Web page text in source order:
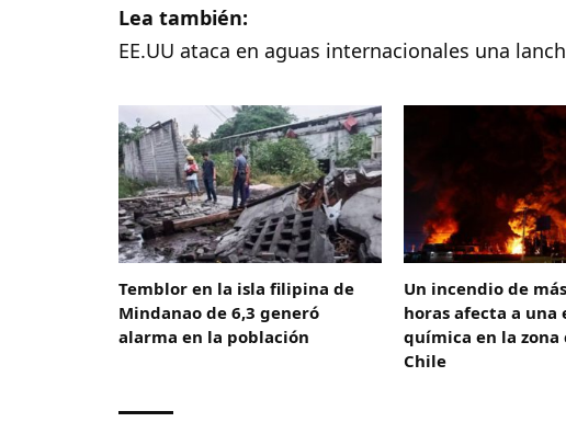
Lea también:
EE.UU ataca en aguas internacionales una
Temblor en la isla filipina de
Mindanao de 6,3 generó
alarma en la población
Un incendio de
horas afecta a una
química en la
Chile